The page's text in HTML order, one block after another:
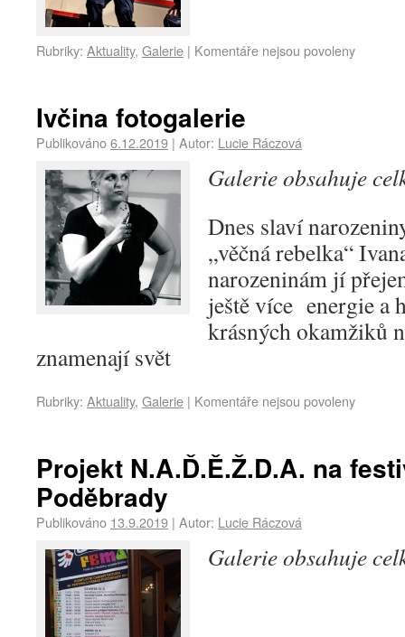
Rubriky: Aktuality, Galerie | Komentáře nejsou povoleny
Ivčina fotogalerie
Publikováno6.12.2019 | Autor: Lucie Ráczová
Galerie obsahuje
Dnes slaví
„věčná rebelka“
narozeninám jí
ještě více energie a
krásných okamžiků
znamenají svět
Rubriky: Aktuality, Galerie | Komentáře nejsou povoleny
Projekt N.A.Ď.Ě.Ž.D.A. na
Poděbrady
Publikováno 13.9.2019 | Autor: Lucie Ráczová
Galerie obsahuje